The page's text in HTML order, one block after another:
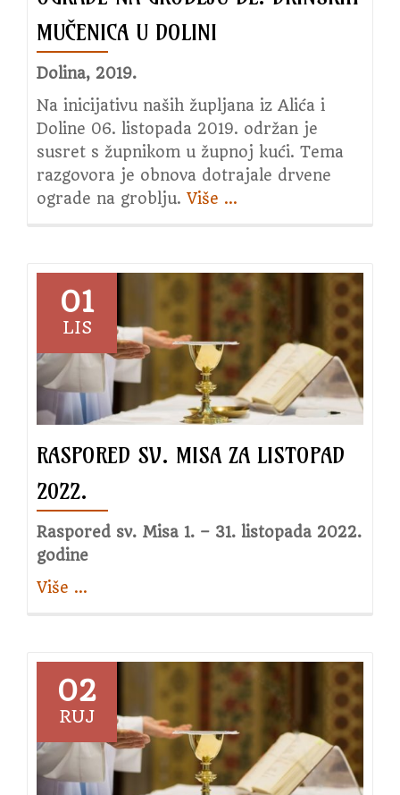
MUČENICA U DOLINI
Dolina, 2019.
Na inicijativu naših župljana iz Alića i
Doline 06. listopada 2019. održan je
susret s župnikom u župnoj kući. Tema
razgovora je obnova dotrajale drvene
ograde na groblju. Više about
obnovi
ograde
na
groblju
bl.
Drinskih
mučenica
u
…
01
LIS
RASPORED SV. MISA ZA LISTOPAD
2022.
Raspored sv. Misa 1. – 31. listopada 2022.
godine
Više about
Misa
za
listopad
2022.
…
02
RUJ